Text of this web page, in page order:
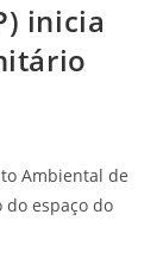
inicia
Ambiental de
do espaço do